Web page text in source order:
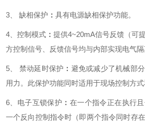
3、 缺相保护 ： 具有电源缺相保护功能。
4、控制模式 ： 提供4~20mA信号反馈（可
方控制信号、反馈信号均与内部实现电气隔
5、 禁动延时保护 ： 避免或减少了机械部
用力。此保护功能同时适用于现场控制方式
6、电子互锁保护 ： 在一个指令正在执行
一个反向控制指令时（即两个指令同时存